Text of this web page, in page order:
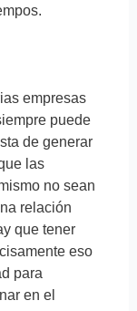
empresas
puede
de generar
las
no sean
relación
que tener
eso
para
en el